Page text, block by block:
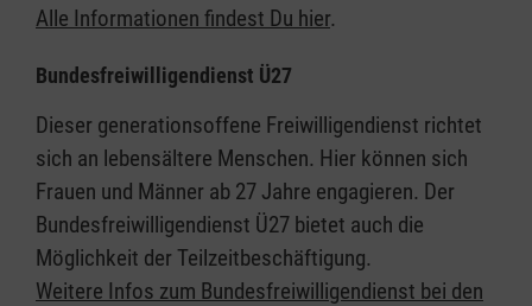
Alle Informationen findest Du hier.
Bundesfreiwilligendienst Ü27
Dieser generationsoffene Freiwilligendienst richtet
sich an lebensältere Menschen. Hier können sich
Frauen und Männer ab 27 Jahre engagieren. Der
Bundesfreiwilligendienst Ü27 bietet auch die
Möglichkeit der Teilzeitbeschäftigung.
Weitere Infos zum Bundesfreiwilligendienst bei den